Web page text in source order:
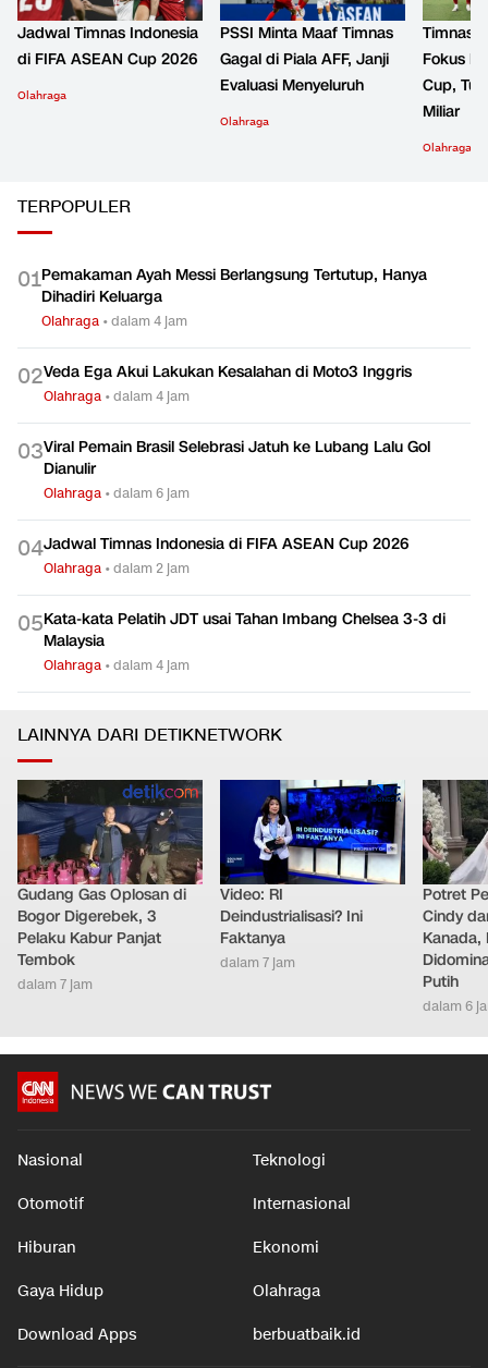
Jadwal Timnas Indonesia
di FIFA ASEAN Cup 2026
Olahraga
PSSI Minta Maaf Timnas
Gagal di Piala AFF, Janji
Evaluasi Menyeluruh
Olahraga
Timnas
Fokus
Cup,
Miliar
Olahraga
TERPOPULER
01Pemakaman Ayah Messi Berlangsung Tertutup, Hanya
Dihadiri Keluarga
Olahraga •dalam 4 jam
02Veda Ega Akui Lakukan Kesalahan di Moto3 Inggris
Olahraga •dalam 4 jam
03Viral Pemain Brasil Selebrasi Jatuh ke Lubang Lalu Gol
Dianulir
Olahraga •dalam 6 jam
04Jadwal Timnas Indonesia di FIFA ASEAN Cup 2026
Olahraga •dalam 2 jam
05Kata-kata Pelatih JDT usai Tahan Imbang Chelsea 3-3 di
Malaysia
Olahraga •dalam 4 jam
LAINNYA DARI DETIKNETWORK
Gudang Gas Oplosan di
Bogor Digerebek, 3
Pelaku Kabur Panjat
Tembok
dalam 7 jam
Video: RI
Deindustrialisasi? Ini
Faktanya
dalam 7 jam
Potret
Cindy
Kanada,
Putih
dalam 6
Nasional Teknologi
Otomotif Internasional
Hiburan Ekonomi
Gaya Hidup Olahraga
Download Apps berbuatbaik.id